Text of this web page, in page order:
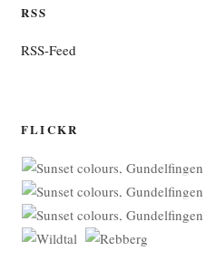
RSS
RSS-Feed
FLICKR